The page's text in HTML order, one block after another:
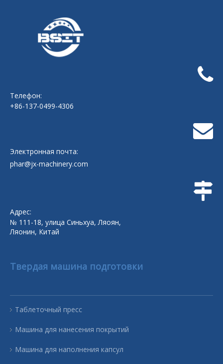
Телефон:
+86-137-0499-4306
Электронная почта:
phar@jx-machinery.com
Адрес:
№ 111-18, улица Синьхуа, Ляоян,
Ляонин, Китай
Твердая машина подготовки
Таблеточный пресс
Машина для нанесения покрытий
Машина для наполнения капсул